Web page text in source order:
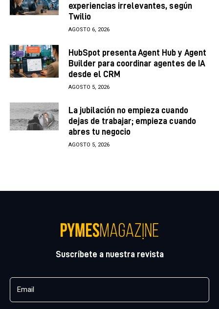
experiencias irrelevantes, según
Twilio
AGOSTO 6, 2026
HubSpot presenta Agent Hub y Agent
Builder para coordinar agentes de IA
desde el CRM
AGOSTO 5, 2026
La jubilación no empieza cuando
dejas de trabajar; empieza cuando
abres tu negocio
AGOSTO 5, 2026
Suscríbete a nuestra revista